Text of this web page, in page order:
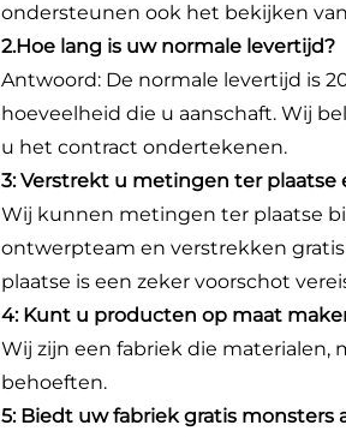
ondersteunen ook het bekijken
2.Hoe lang is uw normale levertijd?
Antwoord: De normale levertijd is
hoeveelheid die u aanschaft. Wij
u het contract ondertekenen.
3: Verstrekt u metingen ter
Wij kunnen metingen ter plaatse
ontwerpteam en verstrekken
plaatse is een zeker voorschot
4: Kunt u producten op maat
Wij zijn een fabriek die materialen,
behoeften.
5: Biedt uw fabriek gratis monsters